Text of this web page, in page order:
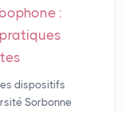
:
dispositifs
Sorbonne